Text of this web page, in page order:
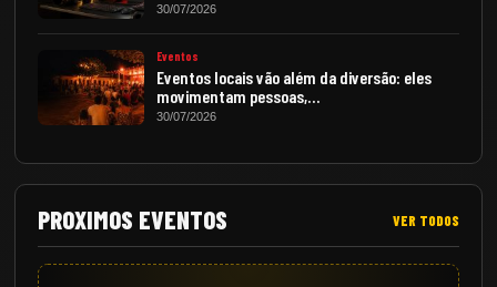
30/07/2026
Eventos
Eventos locais vão além da diversão: eles
movimentam pessoas,…
30/07/2026
PROXIMOS EVENTOS VER TODOS